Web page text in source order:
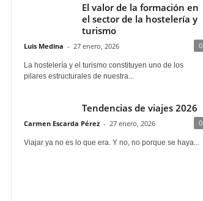
El valor de la formación en
el sector de la hostelería y
turismo
Luis Medina - 27 enero, 2026 0
La hostelería y el turismo constituyen uno de los
pilares estructurales de nuestra...
Tendencias de viajes 2026
Carmen Escarda Pérez - 27 enero, 2026 0
Viajar ya no es lo que era. Y no, no porque se haya...